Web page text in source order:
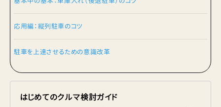
応用編：縦列駐車のコツ
駐車を上達させるための意識改革
はじめてのクルマ検討ガイド